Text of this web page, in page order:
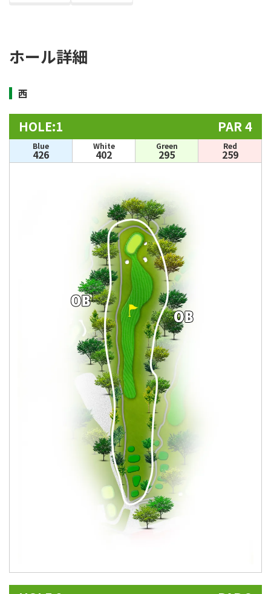
ホール詳細
西
HOLE:1 PAR 4
Blue
426
White
402
Green
295
Red
259